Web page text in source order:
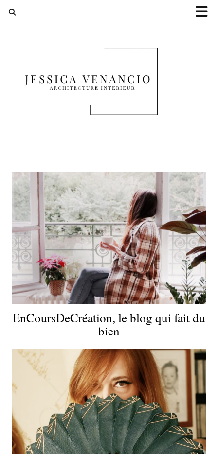
EnCoursDeCréation, le blog qui fait du
bien